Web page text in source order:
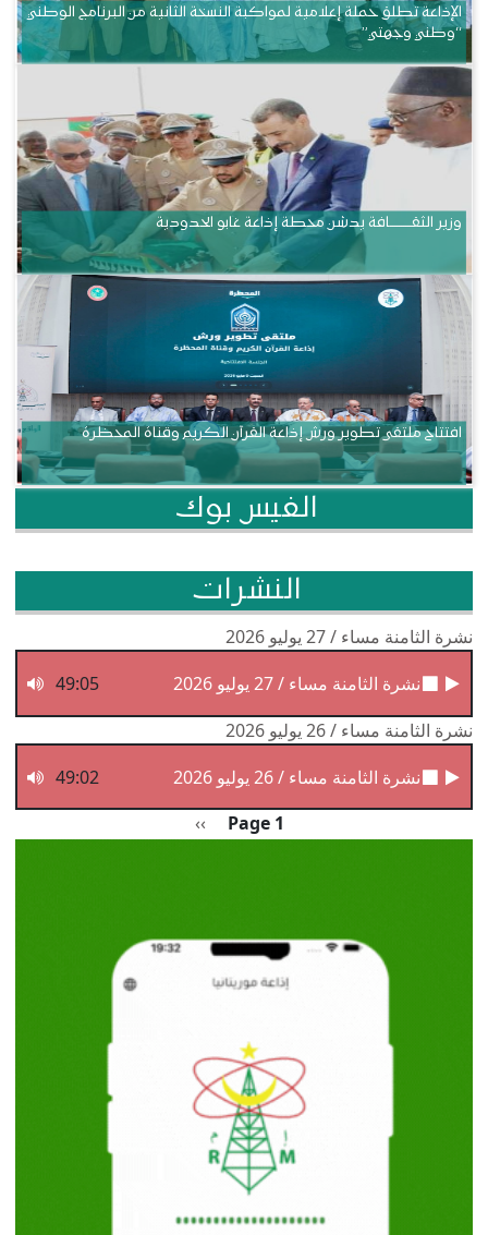
الإذاعة تطلق حملة إعلامية لمواكبة النسخة الثانية من البرنامج الوطني
“وطني وجهتي”
وزير الثقــــــــــافة يدشن محطة إذاعة غابو الحدودية
افتتاح ملتقى تطوير ورش إذاعة القرآن الكريم وقناة المحظرة
الفيس بوك
النشرات
نشرة الثامنة مساء / 27 يوليو 2026
نشرة الثامنة مساء / 27 يوليو 2026
49:05
نشرة الثامنة مساء / 26 يوليو 2026
نشرة الثامنة مساء / 26 يوليو 2026
49:02
Page 1 الصفحة التالية
››